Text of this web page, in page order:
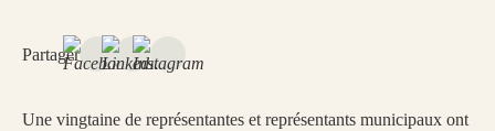
Partager
Une vingtaine de représentantes et représentants municipaux ont